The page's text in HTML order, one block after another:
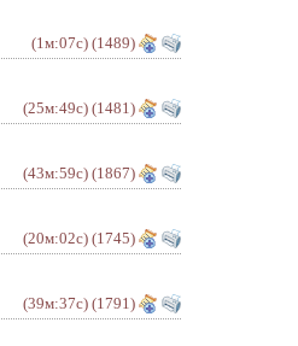
(1м:07с) (1489)
(25м:49с) (1481)
(43м:59с) (1867)
(20м:02с) (1745)
(39м:37с) (1791)